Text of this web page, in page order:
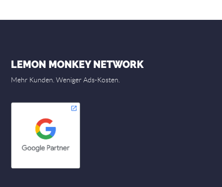
LEMON MONKEY NETWORK
Mehr Kunden. Weniger Ads-Kosten.